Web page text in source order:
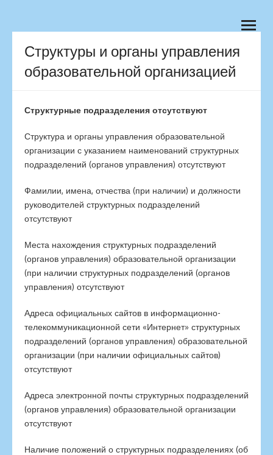
общеобразовательная
школа №20 г.Йошкар-Олы
open
Структуры и органы управления
образовательной организацией
Структурные подразделения отсутствуют
Структура и органы управления образовательной
организации с указанием наименований структурных
подразделений (органов управления) отсутствуют
Фамилии, имена, отчества (при наличии) и должности
руководителей структурных подразделений
отсутствуют
Места нахождения структурных подразделений
(органов управления) образовательной организации
(при наличии структурных подразделений (органов
управления) отсутствуют
Адреса официальных сайтов в информационно-
телекоммуникационной сети «Интернет» структурных
подразделений (органов управления) образовательной
организации (при наличии официальных сайтов)
отсутствуют
Адреса электронной почты структурных подразделений
(органов управления) образовательной организации
отсутствуют
Наличие положений о структурных подразделениях (об